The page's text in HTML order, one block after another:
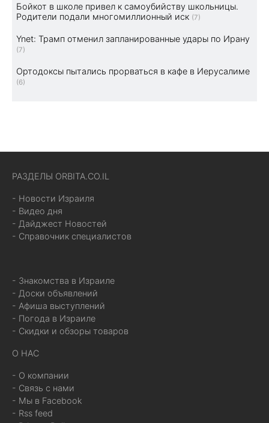
Бойкот в школе привел к самоубийству школьницы.
Родители подали многомиллионный иск (7)
Ynet: Трамп отменил запланированные удары по Ирану
(7)
Ортодоксы пытались прорваться в кафе в Иерусалиме
(6)
РАЗДЕЛЫ ORBITA.CO.IL
- Новости Израиля
- Видео дня
- Дайджест Новостей
- Справочник специалистов
- Знакомства в Израиле
- Доски объявлений
- Афиша выступлений
- Погода в Израиле
- Скидки и обзоры товаров
О НАС
- О компании
- Связь с нами
- Мы в Facebook
- Rss feed